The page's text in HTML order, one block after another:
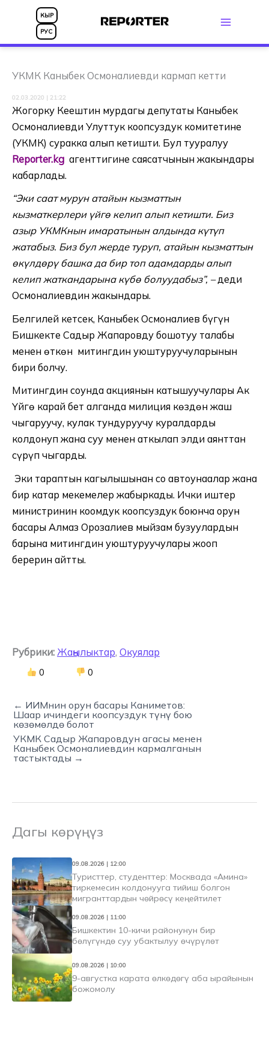
КЫР
РУС
УКМК Каныбек Осмоналиевди кармап кетти
02.03.2020 | 21:22
Жогорку Кеңештин мурдагы депутаты Каныбек
Осмоналиевди Улуттук коопсуздук комитетине
(УКМК) суракка алып кетишти. Бул тууралуу
Reporter.kg агенттигине саясатчынын жакындары
кабарлады.
“Эки саат мурун атайын кызматтын
кызматкерлери үйгө келип алып кетишти. Биз
азыр УКМКнын имаратынын алдында күтүп
жатабыз. Биз бул жерде туруп, атайын кызматтын
өкүлдөрү башка да бир топ адамдарды алып
келип жаткандарына күбө болуудабыз”, –деди
Осмоналиевдин жакындары.
Белгилей кетсек, Каныбек Осмоналиев бүгүн
Бишкекте Садыр Жапаровду бошотуу талабы
менен өткөн митингдин уюштуруучуларынын
бири болчу.
Митингдин соңунда акциянын катышуучулары Ак
Үйгө карай бет алганда милиция көздөн жаш
чыгаруучу, кулак тундуруучу куралдарды
колдонуп жана суу менен аткылап элди аянттан
сүрүп чыгарды.
Эки тараптын кагылышынан соң автоунаалар жана
бир катар мекемелер жабыркады. Ички иштер
министринин коомдук коопсуздук боюнча орун
басары Алмаз Орозалиев мыйзам бузуулардын
барына митингдин уюштуруучулары жооп
берерин айтты.
Рубрики: Жаңылыктар, Окуялар
0 0
← ИИМнин орун басары Каниметов:
Шаар ичиндеги коопсуздук түнү бою
көзөмөлдө болот
УКМК Садыр Жапаровдун агасы менен
Каныбек Осмоналиевдин кармалганын
тастыктады →
Дагы көрүңүз
09.08.2026 | 12:00
Туристтер, студенттер: Москвада «Амина»
тиркемесин колдонууга тийиш болгон
мигранттардын чөйрөсү кеңейтилет
09.08.2026 | 11:00
Бишкектин 10-кичи районунун бир
бөлүгүндө суу убактылуу өчүрүлөт
09.08.2026 | 10:00
9-августка карата өлкөдөгү аба ырайынын
божомолу